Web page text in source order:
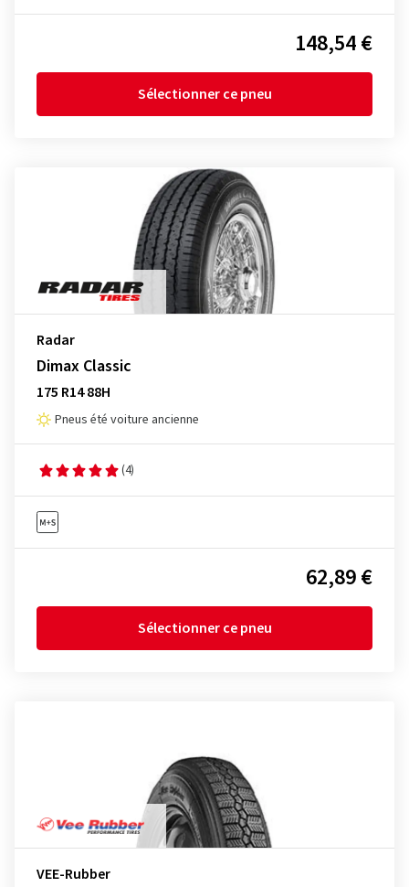
148,54 €
Sélectionner ce pneu
Radar
Dimax Classic
175 R14 88H
Pneus été voiture ancienne
(4)
62,89 €
Sélectionner ce pneu
VEE-Rubber